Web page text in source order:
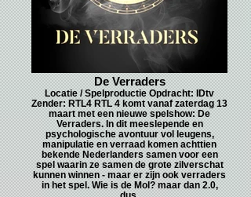
De Verraders
Locatie / Spelproductie Opdracht: IDtv
Zender: RTL4 RTL 4 komt vanaf zaterdag 13
maart met een nieuwe spelshow: De
Verraders. In dit meeslepende en
psychologische avontuur vol leugens,
manipulatie en verraad komen achttien
bekende Nederlanders samen voor een
spel waarin ze samen de grote zilverschat
kunnen winnen - maar er zijn ook verraders
in het spel. Wie is de Mol? maar dan 2.0,